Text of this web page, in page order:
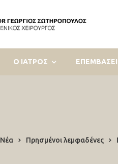
Ο ΙΑΤΡΟΣ
Νέα Πρησμένοι λεμφαδένες